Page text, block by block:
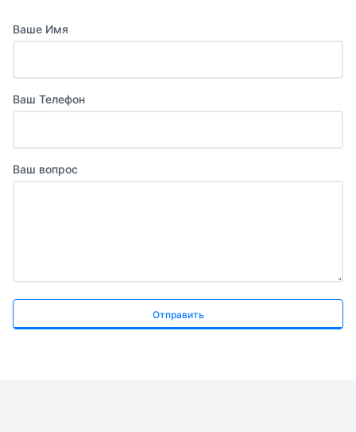
Ваше Имя
Ваш Телефон
Ваш вопрос
Отправить